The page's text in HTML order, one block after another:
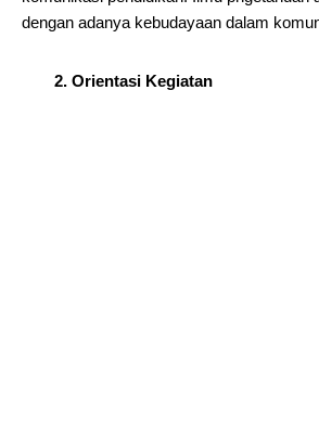
dengan adanya kebudayaan dalam
2. Orientasi Kegiatan